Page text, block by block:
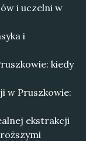
i uczelni w
i
kiedy
w Pruszkowie:
ekstrakcji